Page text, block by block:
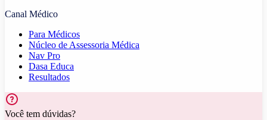
Canal Médico
Para Médicos
Núcleo de Assessoria Médica
Nav Pro
Dasa Educa
Resultados
Você tem dúvidas?